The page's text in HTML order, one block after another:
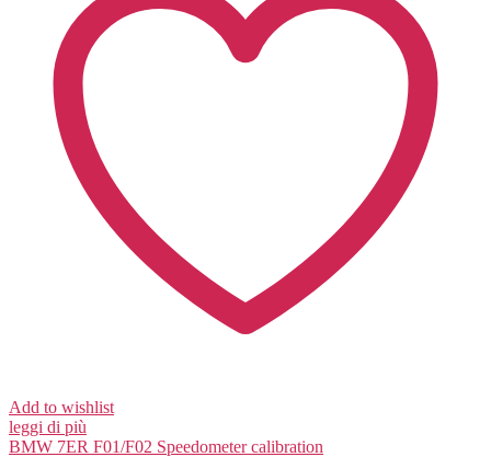
Add to wishlist
leggi di più
BMW 7ER F01/F02 Speedometer calibration